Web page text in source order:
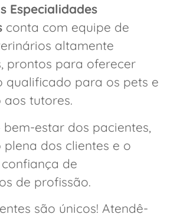
Especialidades
conta com equipe de
altamente
prontos para oferecer
qualificado para os pets e
tutores.
bem-estar dos pacientes,
dos clientes e o
de
de profissão.
são únicos! Atendê-